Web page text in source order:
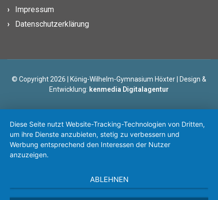
Impressum
Datenschutzerklärung
© Copyright 2026 | König-Wilhelm-Gymnasium Höxter | Design &
Entwicklung: kenmedia Digitalagentur
Diese Seite nutzt Website-Tracking-Technologien von Dritten,
um ihre Dienste anzubieten, stetig zu verbessern und
Werbung entsprechend den Interessen der Nutzer
anzuzeigen.
ABLEHNEN